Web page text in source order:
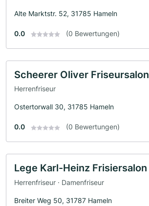
Alte Marktstr. 52, 31785 Hameln
0.0 (0 Bewertungen)
Scheerer Oliver Friseursalon
Herrenfriseur
Ostertorwall 30, 31785 Hameln
0.0 (0 Bewertungen)
Lege Karl-Heinz Frisiersalon
Herrenfriseur · Damenfriseur
Breiter Weg 50, 31787 Hameln